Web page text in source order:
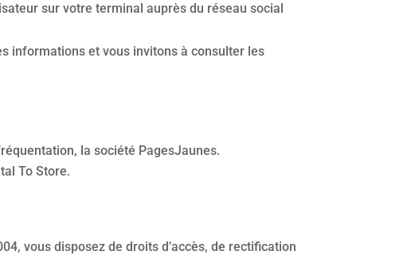
sur votre terminal auprès du réseau social
informations et vous invitons à consulter les
la société PagesJaunes.
To Store.
vous disposez de droits d’accès, de rectification